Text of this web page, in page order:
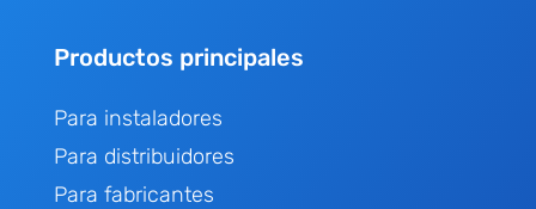
Productos principales
Para instaladores
Para distribuidores
Para fabricantes